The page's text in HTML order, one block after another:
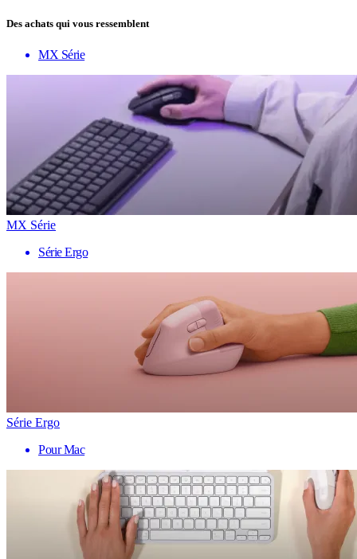
Des achats qui vous ressemblent
MX Série
MX Série
Série Ergo
Série Ergo
Pour Mac